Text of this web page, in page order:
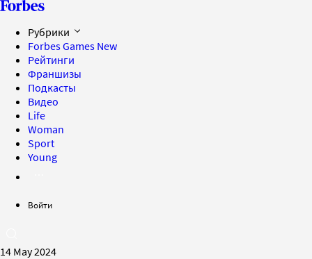
Рубрики
Forbes Games New
Рейтинги
Франшизы
Подкасты
Видео
Life
Woman
Sport
Young
Войти
14 May 2024